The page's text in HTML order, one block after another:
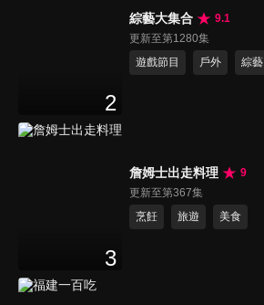
2
綜藝大集合
9.1
更新至第1280集
遊戲節目
戶外 綜藝
3
詹姆士出走料理
9
更新至第367集
烹飪
旅遊 美食